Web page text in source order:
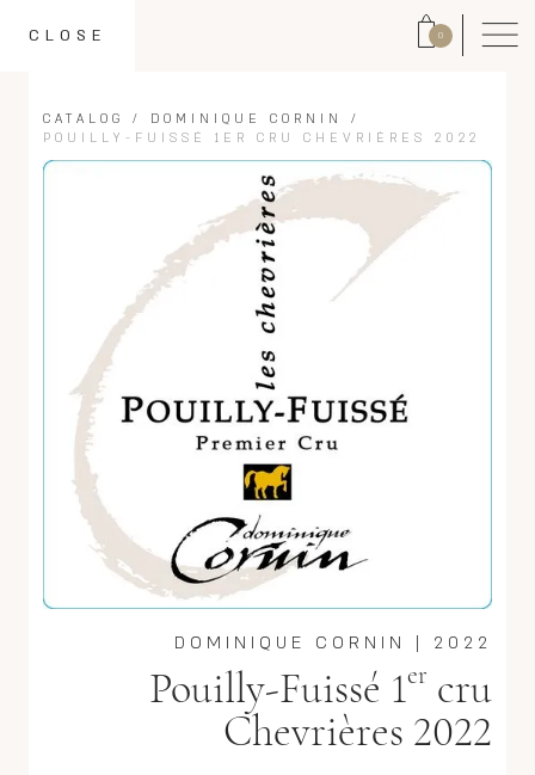
0
CLOSE
CATALOG / DOMINIQUE CORNIN
/
POUILLY-FUISSÉ 1ER CRU CHEVRIÈRES 2022
2022
|
DOMINIQUE CORNIN
Pouilly-Fuissé 1er cru
Chevrières 2022